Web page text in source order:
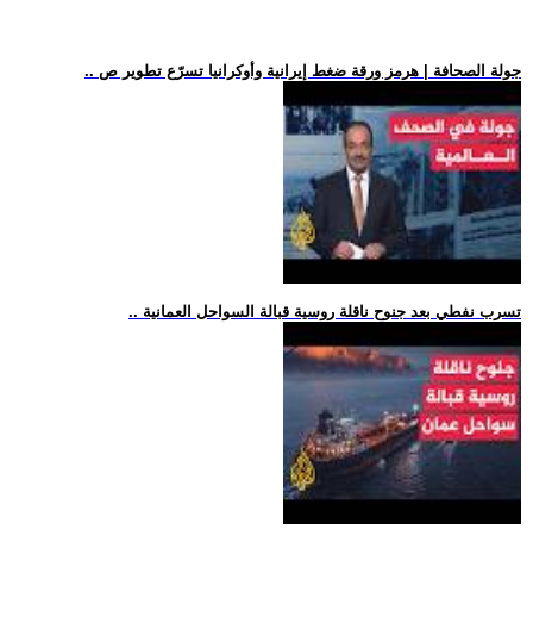
.. جولة الصحافة | هرمز ورقة ضغط إيرانية وأوكرانيا تسرّع تطوير ص
.. تسرب نفطي بعد جنوح ناقلة روسية قبالة السواحل العمانية